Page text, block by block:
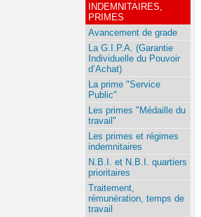
INDEMNITAIRES,
PRIMES
Avancement de grade
La G.I.P.A. (Garantie
Individuelle du Pouvoir
d’Achat)
La prime "Service
Public"
Les primes "Médaille du
travail"
Les primes et régimes
indemnitaires
N.B.I. et N.B.I. quartiers
prioritaires
Traitement,
rémunération, temps de
travail